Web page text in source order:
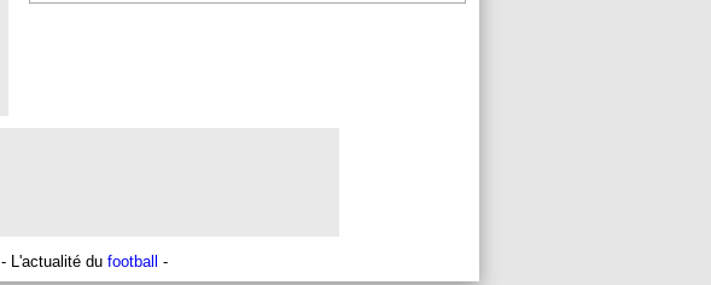
- L'actualité du football -